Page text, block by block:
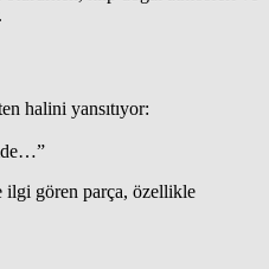
halini yansıtıyor:
ilgi gören parça, özellikle